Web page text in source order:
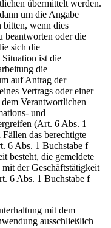
übermittelt werden.
um die Angabe
bitten, wenn dies
beantworten oder die
sich die
Situation ist die
die
auf Antrag der
Vertrags oder einer
Verantwortlichen
und
(Art. 6 Abs. 1
das berechtigte
6 Abs. 1 Buchstabe f
besteht, die gemeldete
der Geschäftstätigkeit
6 Abs. 1 Buchstabe f
mit dem
ausschließlich